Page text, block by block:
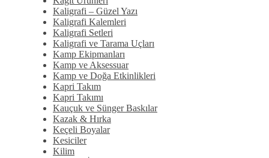
Kaligrafi – Güzel Yazı
Kaligrafi Kalemleri
Kaligrafi Setleri
Kaligrafi ve Tarama Uçları
Kamp Ekipmanları
Kamp ve Aksessuar
Kamp ve Doğa Etkinlikleri
Kapri Takım
Kapri Takımı
Kauçuk ve Sünger Baskılar
Kazak & Hırka
Keçeli Boyalar
Kesiciler
Kilim